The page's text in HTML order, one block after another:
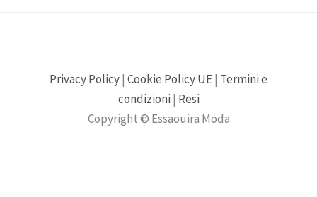
Privacy Policy| Cookie Policy UE| Termini e
condizioni | Resi
Copyright © Essaouira Moda